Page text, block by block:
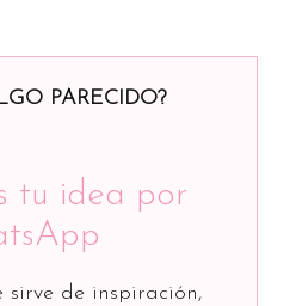
PARECIDO?
tu idea por
sirve de inspiración,